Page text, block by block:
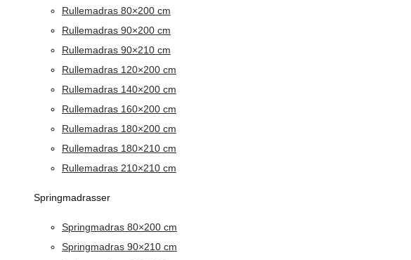
Rullemadras 80×200 cm
Rullemadras 90×200 cm
Rullemadras 90×210 cm
Rullemadras 120×200 cm
Rullemadras 140×200 cm
Rullemadras 160×200 cm
Rullemadras 180×200 cm
Rullemadras 180×210 cm
Rullemadras 210×210 cm
Springmadrasser
Springmadras 80×200 cm
Springmadras 90×210 cm